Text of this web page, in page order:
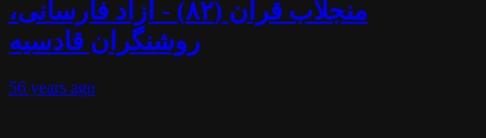
منجلاب قرآن (۸۲) - آزاد فارسانی،
روشنگران قادسیه
56 years ago